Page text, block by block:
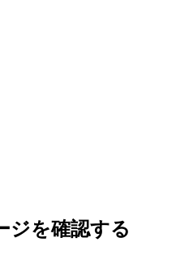
ジを確認する